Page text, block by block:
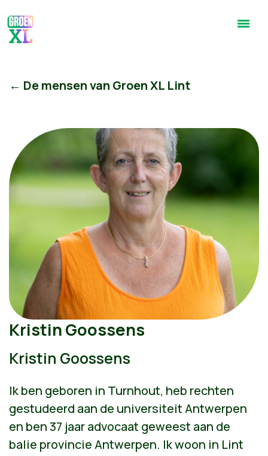
← De mensen van Groen XL Lint
Kristin Goossens
Kristin Goossens
Ik ben geboren in Turnhout, heb rechten
gestudeerd aan de universiteit Antwerpen
en ben 37 jaar advocaat geweest aan de
balie provincie Antwerpen. Ik woon in Lint